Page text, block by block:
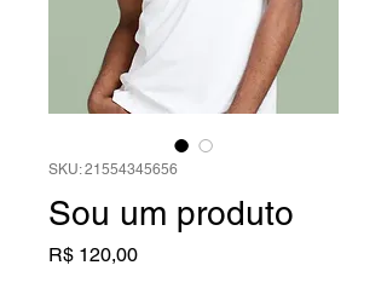
SKU: 21554345656
Sou um produto
R$ 120,00Preço